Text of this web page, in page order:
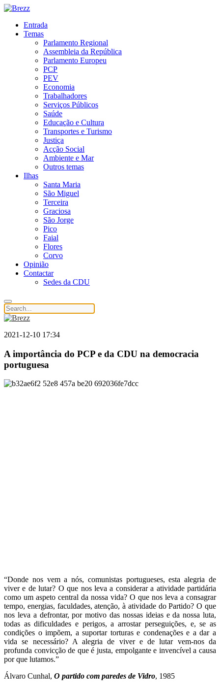
Entrada
Temas
Parlamento Regional
Assembleia da República
Parlamento Europeu
PCP
PEV
Economia
Trabalhadores
Serviços Públicos
Saúde
Educação e Cultura
Transportes e Turismo
Justiça
Acção Social
Ambiente e Mar
Outros temas
Ilhas
Santa Maria
São Miguel
Terceira
Graciosa
São Jorge
Pico
Faial
Flores
Corvo
Opinião
Contactar
Sedes da CDU
2021-12-10 17:34
A importância do PCP e da CDU na democracia
portuguesa
“Donde nos vem a nós, comunistas portugueses, esta alegria de
viver e de lutar? O que nos leva a considerar a atividade partidária
como um aspeto central da nossa vida? O que nos leva a consagrar
tempo, energias, faculdades, atenção, à atividade do Partido? O que
nos leva a defrontar, por motivo das nossas ideias e da nossa luta,
todas as dificuldades e perigos, a arrostar perseguições, e, se as
condições o impõem, a suportar torturas e condenações e a dar a
vida se necessário? A alegria de viver e de lutar vem-nos da
profunda convicção de que é justa, empolgante e invencível a causa
por que lutamos.”
Álvaro Cunhal, O partido com paredes de Vidro, 1985